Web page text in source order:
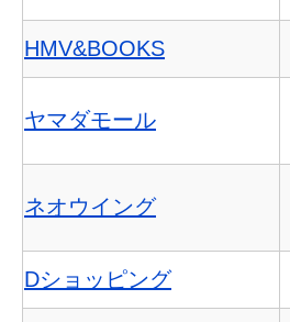
HMV&BOOKS
ヤマダモール
ネオウイング
Dショッピング